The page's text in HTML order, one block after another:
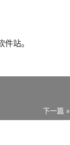
站。
下一篇 »